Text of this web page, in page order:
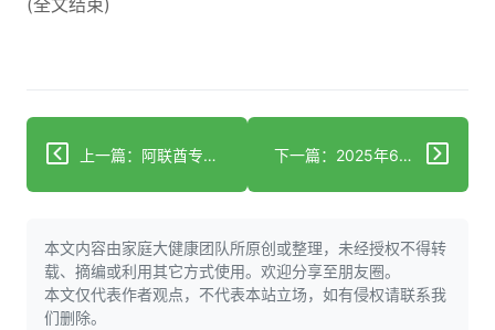
(全文结束)
上一篇：阿联酋专家警告极端夏季高温带来的健康风险 下一篇：2025年6月28日人工智能新闻综述
本文内容由家庭大健康团队所原创或整理，未经授权不得转
载、摘编或利用其它方式使用。欢迎分享至朋友圈。
本文仅代表作者观点，不代表本站立场，如有侵权请联系我
们删除。